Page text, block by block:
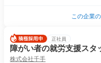
この企業
正社員
障がい者の就労支援スタ
株式会社千手